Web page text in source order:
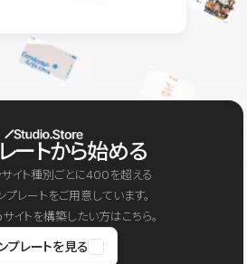
ートから始める
イト種別ごとに400を超える
レートをご用意しています。
イトを構築したい方はこちら。
プレートを見る